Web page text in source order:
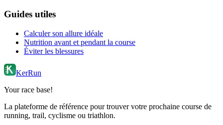
Guides utiles
Calculer son allure idéale
Nutrition avant et pendant la course
Éviter les blessures
KerRun
Your race base!
La plateforme de référence pour trouver votre prochaine course de
running, trail, cyclisme ou triathlon.